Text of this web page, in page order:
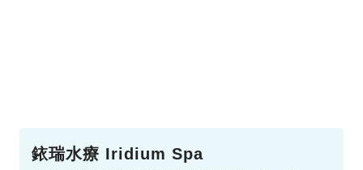
銥瑞水療 Iridium Spa